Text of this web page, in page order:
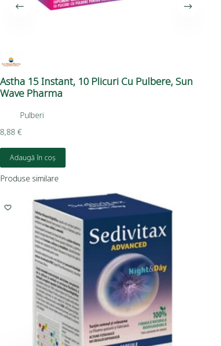
Astha 15 Instant, 10 Plicuri Cu Pulbere, Sun
Wave Pharma
Pulberi
8,88 €
Adaugă în coș
Produse similare